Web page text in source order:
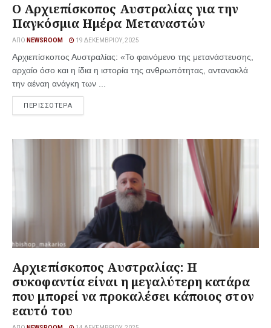
Ο Αρχιεπίσκοπος Αυστραλίας για την
Παγκόσμια Ημέρα Μεταναστών
ΑΠΌ NEWSROOM 19 ΔΕΚΕΜΒΡΊΟΥ, 2025
Αρχιεπίσκοπος Αυστραλίας: «Το φαινόμενο της μετανάστευσης,
αρχαίο όσο και η ίδια η ιστορία της ανθρωπότητας, αντανακλά
την αέναη ανάγκη των ...
ΠΕΡΙΣΣΟΤΕΡΑ
Αρχιεπίσκοπος Αυστραλίας: Η
συκοφαντία είναι η μεγαλύτερη κατάρα
που μπορεί να προκαλέσει κάποιος στον
εαυτό του